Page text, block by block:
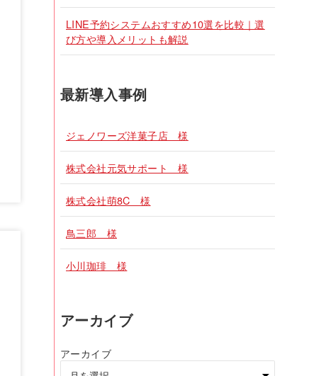
LINE予約システムおすすめ10選を比較｜選
び方や導入メリットも解説
最新導入事例
ジェノワーズ洋菓子店 様
株式会社元気サポート 様
株式会社萌8C 様
鳥三郎 様
小川珈琲 様
アーカイブ
アーカイブ